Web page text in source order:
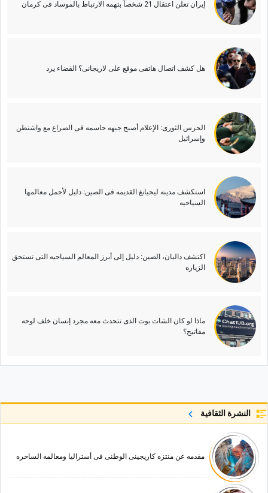
إیران تعلن اعتقال 21 شخصاً بتهمه الارتباط بالموساد فی کرمان
هل کشف اتصال هاتفی موقع علی لاریجانی؟ القضاء یرد
الحرس الثوری: الإعلام أصبح جبهه حاسمه فی الصراع مع واشنطن
وإسرائیل
استکشف مدینه لیجیانغ القدیمه فی الصین: دلیل لأجمل معالمها
السیاحیه
اکتشف دالیان، الصین: دلیل إلى أبرز المعالم السیاحیه التی تستحق
الزیاره
ماذا لو کان الشات بوت الذی تتحدث معه مجرد إنسان خلف لوحه
مفاتیح؟
النشرة الثقافية
مقدمه عن منتزه کاریجینی الوطنی فی أسترالیا ومعالمه الساحره